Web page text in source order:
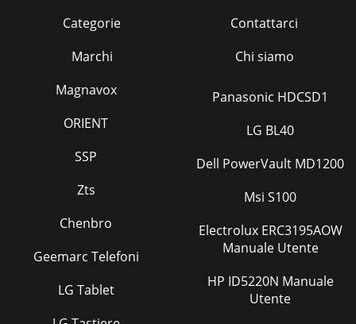
Categorie
Marchi
Contattarci
Chi siamo
Magnavox
ORIENT
SSP
Zts
Chenbro
Geemarc Telefoni
LG Tablet
Panasonic HDCSD1
LG BL40
Dell PowerVault MD1200
Msi S100
Electrolux ERC3195AOW
Manuale Utente
HP ID5220N Manuale
Utente